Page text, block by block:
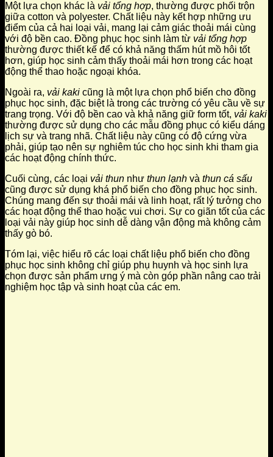
Một lựa chọn khác là vải tổng hợp, thường được phối trộn
giữa cotton và polyester. Chất liệu này kết hợp những ưu
điểm của cả hai loại vải, mang lại cảm giác thoải mái cùng
với độ bền cao. Đồng phục học sinh làm từ vải tổng hợp
thường được thiết kế để có khả năng thấm hút mồ hôi tốt
hơn, giúp học sinh cảm thấy thoải mái hơn trong các hoạt
động thể thao hoặc ngoại khóa.
Ngoài ra, vải kaki cũng là một lựa chọn phổ biến cho đồng
phục học sinh, đặc biệt là trong các trường có yêu cầu về sự
trang trọng. Với độ bền cao và khả năng giữ form tốt, vải kaki
thường được sử dụng cho các mẫu đồng phục có kiểu dáng
lịch sự và trang nhã. Chất liệu này cũng có độ cứng vừa
phải, giúp tạo nên sự nghiêm túc cho học sinh khi tham gia
các hoạt động chính thức.
Cuối cùng, các loại vải thun như thun lạnh và thun cá sấu
cũng được sử dụng khá phổ biến cho đồng phục học sinh.
Chúng mang đến sự thoải mái và linh hoạt, rất lý tưởng cho
các hoạt động thể thao hoặc vui chơi. Sự co giãn tốt của các
loại vải này giúp học sinh dễ dàng vận động mà không cảm
thấy gò bó.
Tóm lại, việc hiểu rõ các loại chất liệu phổ biến cho đồng
phục học sinh không chỉ giúp phụ huynh và học sinh lựa
chọn được sản phẩm ưng ý mà còn góp phần nâng cao trải
nghiệm học tập và sinh hoạt của các em.